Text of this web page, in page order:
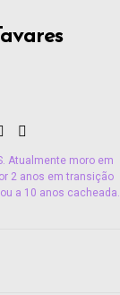
Atualmente moro em
2 anos em transição
a 10 anos cacheada.